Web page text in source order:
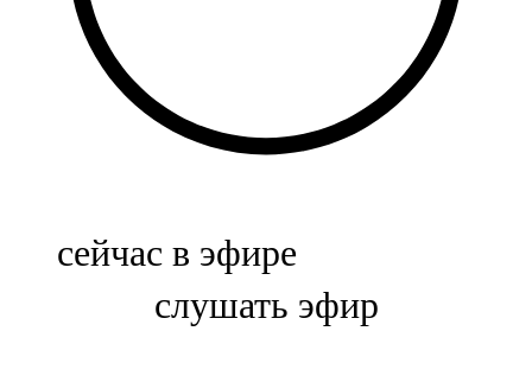
Баулы
107,5 FM
Биләр
Болгар
сейчас в эфире
слушать эфир